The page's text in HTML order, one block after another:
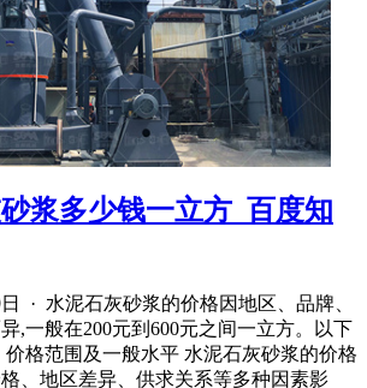
浆多少钱一立方_百度知
日 · 水泥石灰砂浆的价格因地区、品牌、
,一般在200元到600元之间一立方。以下
价格范围及一般水平 水泥石灰砂浆的价格
、地区差异、供求关系等多种因素影